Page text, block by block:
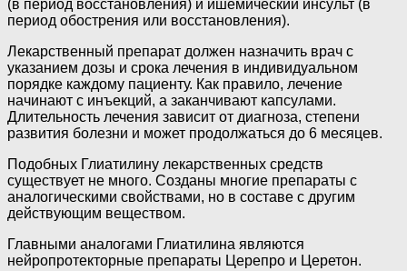
(в период восстановления) и ишемический инсульт (в
период обострения или восстановления).
Лекарственный препарат должен назначить врач с
указанием дозы и срока лечения в индивидуальном
порядке каждому пациенту. Как правило, лечение
начинают с инъекций, а заканчивают капсулами.
Длительность лечения зависит от диагноза, степени
развития болезни и может продолжаться до 6 месяцев.
Подобных Глиатилину лекарственных средств
существует не много. Созданы многие препараты с
аналогическими свойствами, но в составе с другим
действующим веществом.
Главными аналогами Глиатилина являются
нейропротекторные препараты Церепро и Церетон.